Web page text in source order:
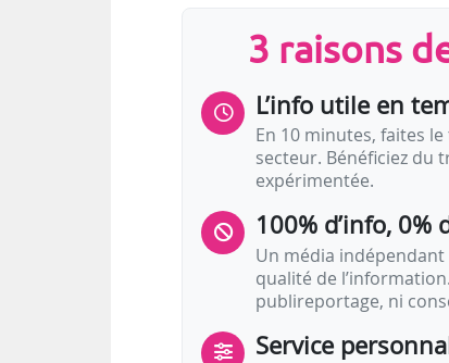
3 raisons
L’info utile en
En 10 minutes, faites
secteur. Bénéficiez du
expérimentée.
100% d’info, 0%
Un média
qualité de
publireportage, ni
Service